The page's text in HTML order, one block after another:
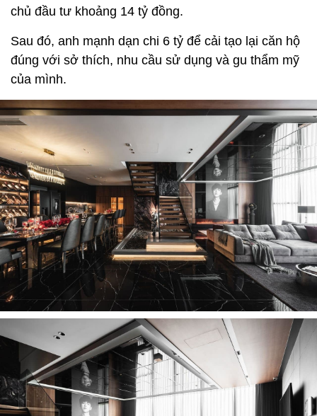
chủ đầu tư khoảng 14 tỷ đồng.
Sau đó, anh mạnh dạn chi 6 tỷ để cải tạo lại căn hộ
đúng với sở thích, nhu cầu sử dụng và gu thẩm mỹ
của mình.